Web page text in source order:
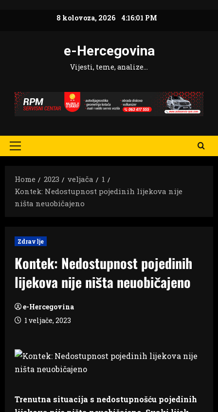
8 kolovoza, 2026 4:16:02 PM
e-Hercegovina
Vijesti, teme, analize…
Primary
Home
2023 veljača
1
Kontek: Nedostupnost pojedinih lijekova nije
ništa neuobičajeno
Zdravlje
Kontek: Nedostupnost pojedinih
lijekova nije ništa neuobičajeno
e-Hercegovina
1 veljače, 2023
Trenutna situacija s nedostupnošću pojedinih